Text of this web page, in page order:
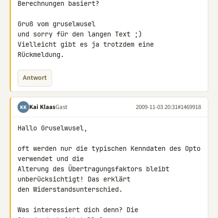
Berechnungen basiert?
Gruß vom gruselwusel
und sorry für den langen Text ;)
Vielleicht gibt es ja trotzdem eine
Rückmeldung.
Antwort
KK Kai KlaasGast 2009-11-03 20:31#1469918
Hallo Gruselwusel,
oft werden nur die typischen Kenndaten des Opto
verwendet und die
Alterung des Übertragungsfaktors bleibt
unberücksichtigt! Das erklärt
den Widerstandsunterschied.
Was interessiert dich denn? Die